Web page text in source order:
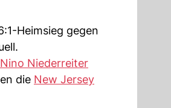
Heimsieg gegen
Niederreiter
die New Jersey